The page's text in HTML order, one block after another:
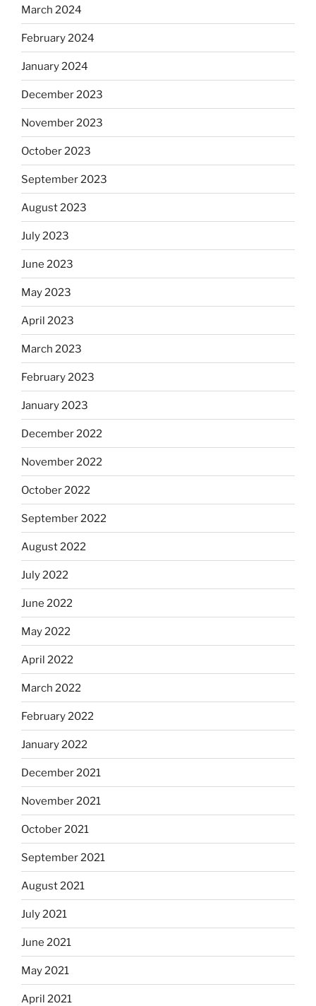
March 2024
February 2024
January 2024
December 2023
November 2023
October 2023
September 2023
August 2023
July 2023
June 2023
May 2023
April 2023
March 2023
February 2023
January 2023
December 2022
November 2022
October 2022
September 2022
August 2022
July 2022
June 2022
May 2022
April 2022
March 2022
February 2022
January 2022
December 2021
November 2021
October 2021
September 2021
August 2021
July 2021
June 2021
May 2021
April 2021